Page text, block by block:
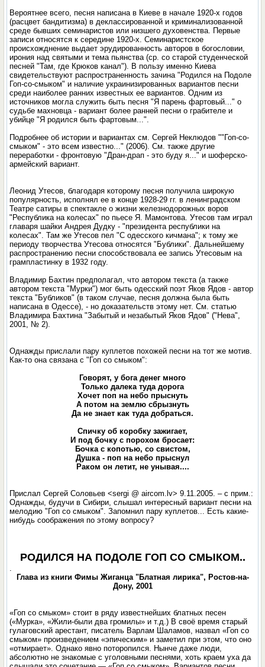
Вероятнее всего, песня написана в Киеве в начале 1920-х годов
(расцвет бандитизма) в деклассированной и криминализованной
среде бывших семинаристов или низшего духовенства. Первые
записи относятся к середине 1920-х. Семинаристское
происхожднение выдает эрудированность авторов в богословии,
ирония над святыми и тема пьянства (ср. со старой студенческой
песней "Там, где Крюков канал"). В пользу именно Киева
свидетельствуют распространенность зачина "Родился на Подоле
Гоп-со-смыком" и наличие украинизированных вариантов песни
среди наиболее ранних известных ее вариантов. Одним из
источников могла служить быть песня "Я парень фартовый..." о
судьбе махновца - вариант более ранней песни о грабителе и
убийце "Я родился быть фартовым...".
Подробнее об истории и вариантах см. Сергей Неклюдов ""Гоп-со-
смыком" - это всем известно..." (2006). См. также другие
переработки - фронтовую "Дран-драп - это буду я..." и шоферско-
армейский вариант.
Леонид Утесов, благодаря которому песня получила широкую
популярность, исполнял ее в конце 1928-29 гг. в ленинградском
Театре сатиры в спектакле о жизни железнодорожных воров
"Республика на колесах" по пьесе Я. Мамонтова. Утесов там играл
главаря шайки Андрея Дудку - "президента республики на
колесах". Там же Утесов пел "С одесского кичмана"; к тому же
периоду творчества Утесова относятся "Бублики". Дальнейшему
распространению песни способствовала ее запись Утесовым на
грампластинку в 1932 году.
Владимир Бахтин предполагал, что автором текста (а также
автором текста "Мурки") мог быть одесский поэт Яков Ядов - автор
текста "Бубликов" (в таком случае, песня должна была быть
написана в Одессе), - но доказательств этому нет. См. статью
Владимира Бахтина "Забытый и незабытый Яков Ядов" ("Нева",
2001, № 2).
Однажды прислали пару куплетов похожей песни на тот же мотив.
Как-то она связана с "Гоп со смыком":
Говорят, у бога денег много
Только далека туда дорога
Хочет поп на небо прыснуть
А потом на землю сбрызнуть
Да не знает как туда добраться.
Спичку об коробку зажигает,
И под бочку с порохом бросает:
Бочка с копотью, со свистом,
Душка - поп на небо прыснул
Раком он летит, не унывая....
Прислал Сергей Соловьев <sergi @ aircom.lv> 9.11.2005. – с прим.:
Однажды, будучи в Сибири, слышал интересный вариант песни на
мелодию "Гоп со смыком". Запомнил пару куплетов... Есть какие-
нибудь соображения по этому вопросу?
РОДИЛСЯ НА ПОДОЛЕ ГОП СО СМЫКОМ..
.
Глава из книги Фимы Жиганца "Блатная лирика", Ростов-на-
Дону, 2001
«Гоп со смыком» стоит в ряду известнейших блатных песен
(«Мурка», «Жили-были два громилы» и т.д.) В своё время старый
гулаговский арестант, писатель Варлам Шаламов, назвал «Гоп со
смыком» произведением «эпическим» и заметил при этом, что оно
«отмирает». Однако явно поторопился. Нынче даже люди,
абсолютно не знакомые с уголовными песнями, хоть краем уха да